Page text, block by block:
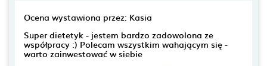
Ocena wystawiona przez: Kasia
Super dietetyk - jestem bardzo zadowolona ze
współpracy :) Polecam wszystkim wahającym się -
warto zainwestować w siebie